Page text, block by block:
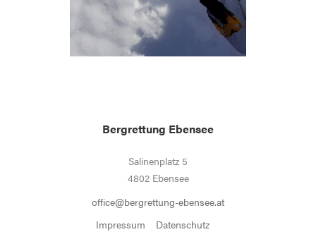
Bergrettung Ebensee
Salinenplatz 5
4802 Ebensee
office@bergrettung-ebensee.at
Impressum
Datenschutz